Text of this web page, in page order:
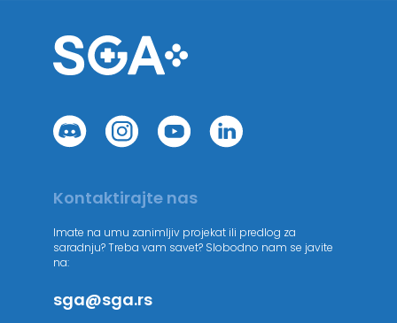
Kontaktirajte nas
Imate na umu zanimljiv projekat ili predlog za
saradnju? Treba vam savet? Slobodno nam se javite
na:
sga@sga.rs